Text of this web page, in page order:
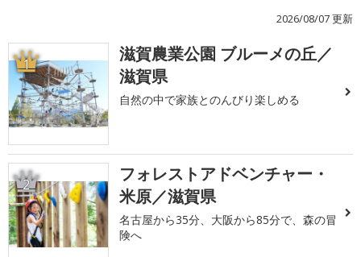
2026/08/07 更新
1
滋賀農業公園 ブルーメの丘／
滋賀県
自然の中で家族とのんびり楽しめる
2
フォレストアドベンチャー・
米原／滋賀県
名古屋から35分、大阪から85分で、森の冒
険へ